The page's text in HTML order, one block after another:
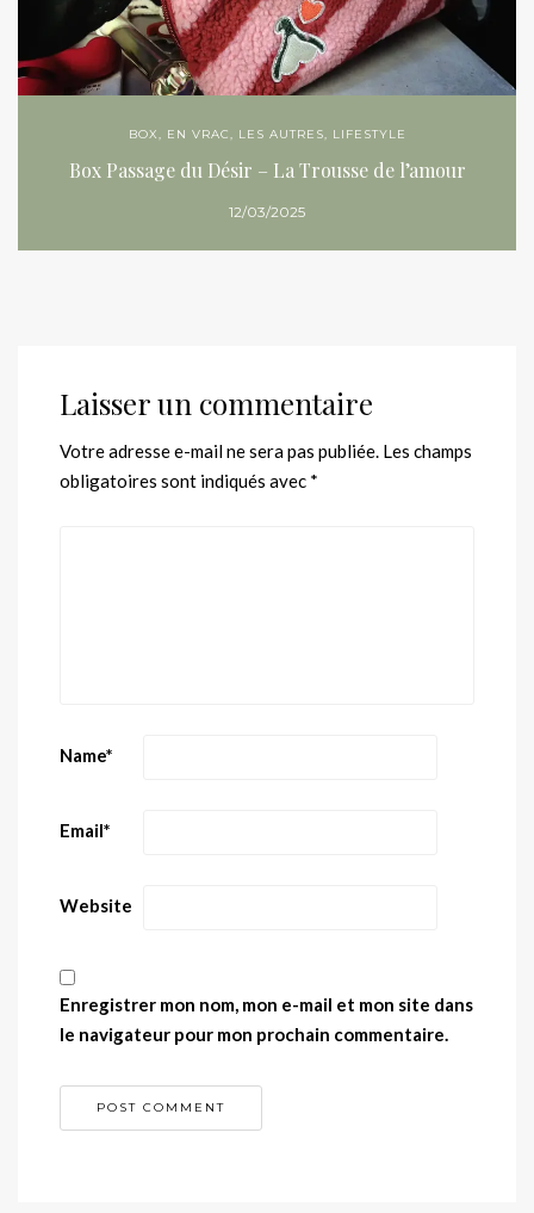
BOX, EN VRAC, LES AUTRES, LIFESTYLE
Box Passage du Désir – La Trousse de l’amour
12/03/2025
Laisser un commentaire
Votre adresse e-mail ne sera pas publiée. Les champs
obligatoires sont indiqués avec *
Name*
Email*
Website
Enregistrer mon nom, mon e-mail et mon site dans
le navigateur pour mon prochain commentaire.